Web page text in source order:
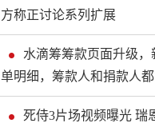
方称正讨论系列扩展
水滴筹筹款页面升级
单明细，筹款人和捐款人
死侍3片场视频曝光 瑞